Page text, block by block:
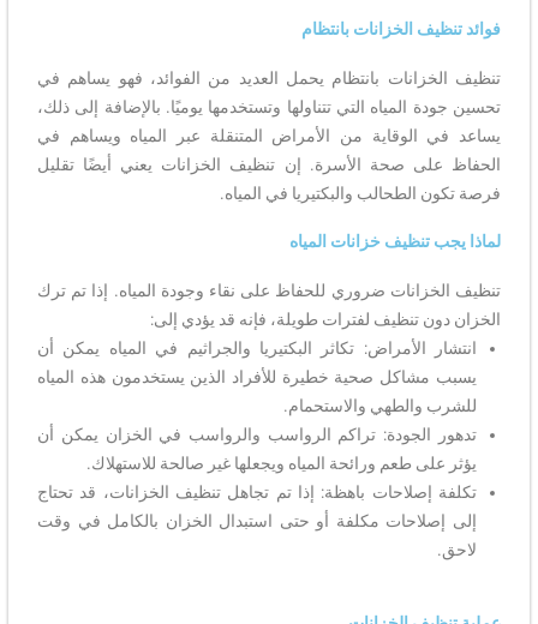
فوائد تنظيف الخزانات بانتظام
تنظيف الخزانات بانتظام يحمل العديد من الفوائد، فهو يساهم في
تحسين جودة المياه التي تتناولها وتستخدمها يوميًا. بالإضافة إلى ذلك،
يساعد في الوقاية من الأمراض المتنقلة عبر المياه ويساهم في
الحفاظ على صحة الأسرة. إن تنظيف الخزانات يعني أيضًا تقليل
فرصة تكون الطحالب والبكتيريا في المياه.
لماذا يجب تنظيف خزانات المياه
تنظيف الخزانات ضروري للحفاظ على نقاء وجودة المياه. إذا تم ترك
الخزان دون تنظيف لفترات طويلة، فإنه قد يؤدي إلى:
انتشار الأمراض: تكاثر البكتيريا والجراثيم في المياه يمكن أن
يسبب مشاكل صحية خطيرة للأفراد الذين يستخدمون هذه المياه
للشرب والطهي والاستحمام.
تدهور الجودة: تراكم الرواسب والرواسب في الخزان يمكن أن
يؤثر على طعم ورائحة المياه ويجعلها غير صالحة للاستهلاك.
تكلفة إصلاحات باهظة: إذا تم تجاهل تنظيف الخزانات، قد تحتاج
إلى إصلاحات مكلفة أو حتى استبدال الخزان بالكامل في وقت
لاحق.